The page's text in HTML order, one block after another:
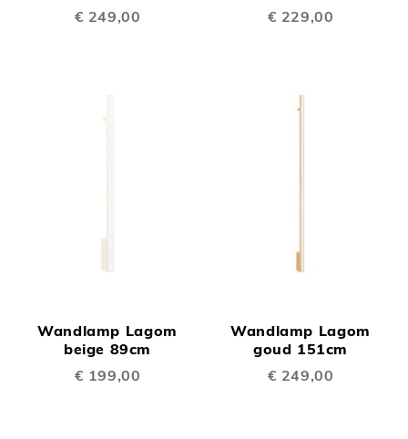
€ 249,00
€ 229,00
Wandlamp Lagom
beige 89cm
€ 199,00
Wandlamp Lagom
goud 151cm
€ 249,00